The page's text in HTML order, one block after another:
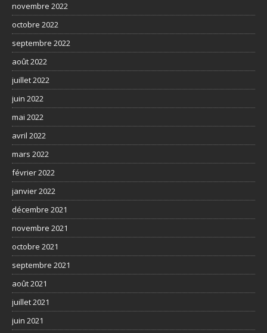
novembre 2022
octobre 2022
septembre 2022
août 2022
juillet 2022
juin 2022
mai 2022
avril 2022
mars 2022
février 2022
janvier 2022
décembre 2021
novembre 2021
octobre 2021
septembre 2021
août 2021
juillet 2021
juin 2021